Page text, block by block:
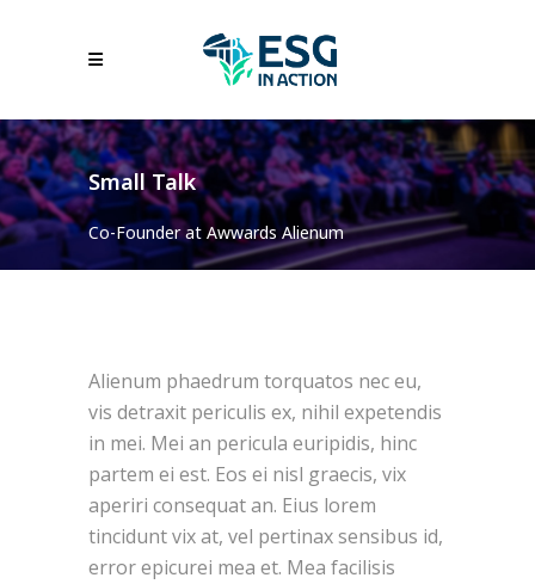
Small Talk
Co-Founder at Awwards Alienum
Alienum phaedrum torquatos nec eu,
vis detraxit periculis ex, nihil expetendis
in mei. Mei an pericula euripidis, hinc
partem ei est. Eos ei nisl graecis, vix
aperiri consequat an. Eius lorem
tincidunt vix at, vel pertinax sensibus id,
error epicurei mea et. Mea facilisis